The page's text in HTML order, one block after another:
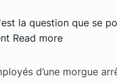
la question que se
Read more
d’une morgue